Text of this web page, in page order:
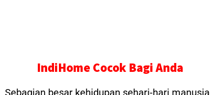
IndiHome Cocok Bagi Anda
Sebagian besar kehidupan sehari-hari manusia